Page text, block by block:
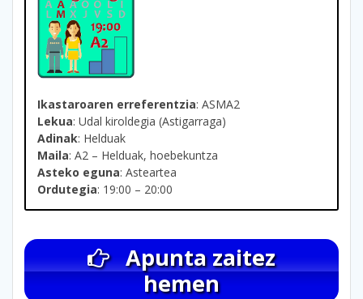
Ikastaroaren erreferentzia: ASMA2
Lekua: Udal kiroldegia (Astigarraga)
Adinak: Helduak
Maila: A2 – Helduak, hoebekuntza
Asteko eguna: Asteartea
Ordutegia: 19:00 – 20:00
Apunta zaitez
hemen